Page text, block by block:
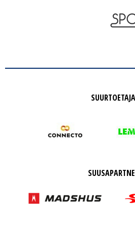
SUURTOETAJA